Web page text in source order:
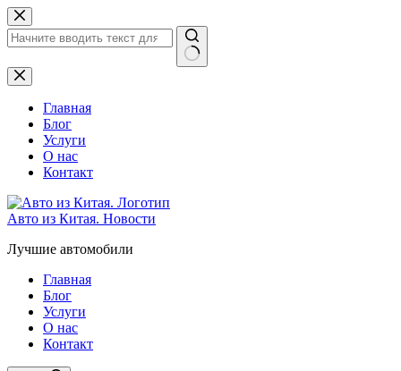
Перейти
к
сути
Ничего
не
найденоГлавная
Блог
Услуги
О нас
Контакт
Авто из Китая. Новости
Лучшие автомобили
Главная
Блог
Услуги
О нас
Контакт